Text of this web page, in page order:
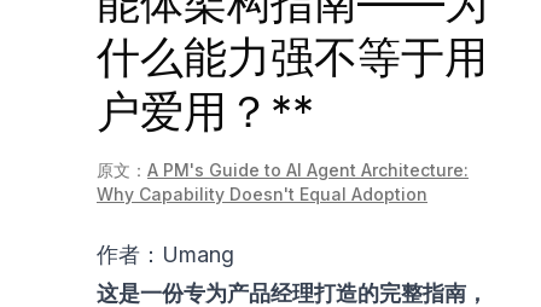
什么能力强不等于用
户爱用？**
原文： A PM's Guide to AI Agent Architecture:
Why Capability Doesn't Equal Adoption
作者：Umang
这是一份专为产品经理打造的完整指南，